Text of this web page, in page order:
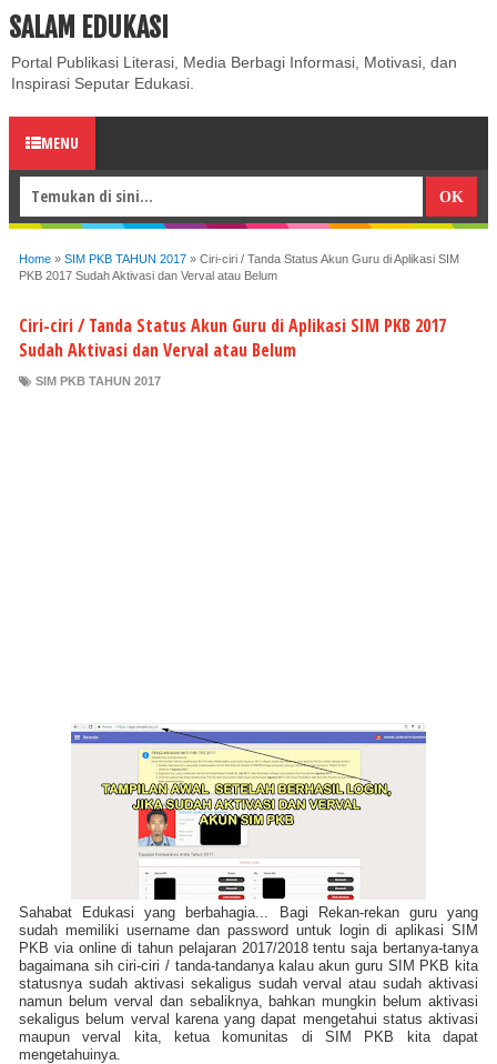
ABOUT CONTACT US
SALAM EDUKASI
Portal Publikasi Literasi, Media Berbagi Informasi, Motivasi, dan
Inspirasi Seputar Edukasi.
MENU
Home » SIM PKB TAHUN 2017 » Ciri-ciri / Tanda Status Akun Guru di Aplikasi SIM
PKB 2017 Sudah Aktivasi dan Verval atau Belum
Ciri-ciri / Tanda Status Akun Guru di Aplikasi SIM PKB 2017
Sudah Aktivasi dan Verval atau Belum
SIM PKB TAHUN 2017
Sahabat Edukasi yang berbahagia... Bagi Rekan-rekan guru yang
sudah memiliki username dan password untuk login di aplikasi SIM
PKB via online di tahun pelajaran 2017/2018 tentu saja bertanya-tanya
bagaimana sih ciri-ciri / tanda-tandanya kalau akun guru SIM PKB kita
statusnya sudah aktivasi sekaligus sudah verval atau sudah aktivasi
namun belum verval dan sebaliknya, bahkan mungkin belum aktivasi
sekaligus belum verval karena yang dapat mengetahui status aktivasi
maupun verval kita, ketua komunitas di SIM PKB kita dapat
mengetahuinya.